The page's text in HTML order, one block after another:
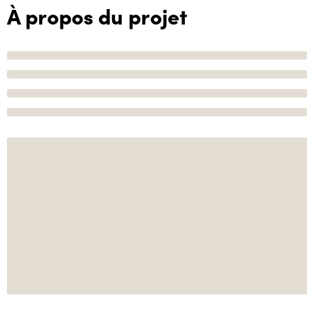
À propos du projet